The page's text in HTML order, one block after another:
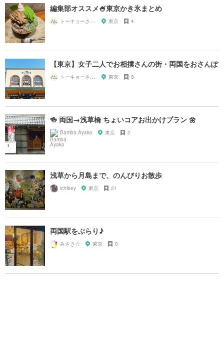
編集部オススメ🍧東京かき氷まとめ
東京 4
【東京】女子二人でお相撲さんの街・両国をおさんぽ
東京 8
🍻 両国→浅草橋 ちょいコアお出かけプラン 🌼
Bamba Ayako 東京 2
浅草から月島まで、のんびりお散歩
ichibey 東京 21
両国駅をぶらり♪
みさき☆ 東京 0